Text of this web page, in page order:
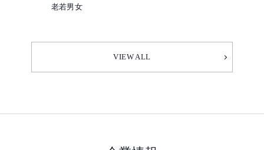
老若男女
VIEW ALL